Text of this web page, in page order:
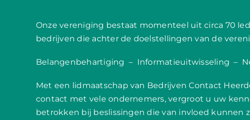
Onze vereniging bestaat momenteel uit circa 70
bedrijven die achter de doelstellingen van de
Belangenbehartiging – Informatieuitwisseling –
Met een lidmaatschap van Bedrijven Contact
contact met vele ondernemers, vergroot u uw
betrokken bij beslissingen die van invloed kunnen